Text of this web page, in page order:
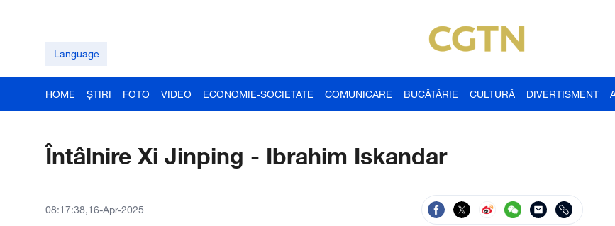
Language
HOME ȘTIRI FOTO VIDEO ECONOMIE-SOCIETATE COMUNICARE BUCĂTĂRIE CULTURĂ DIVERTISMENT
Întâlnire Xi Jinping - Ibrahim Iskandar
08:17:38,16-Apr-2025